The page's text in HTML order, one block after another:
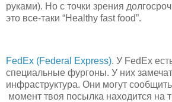
руками). Но с точки зрения
это все-таки “Healthy fast food”.
FedEx (Federal Express). У FedEx
специальные фургоны. У них
инфраструктура. Они могут
момент твоя посылка находится на